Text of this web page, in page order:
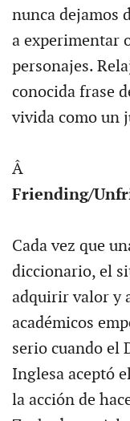
nunca dejamos
a experimentar
personajes.
conocida frase
vivida como un
Â
Friending/
Cada vez que
diccionario, el
adquirir valor y
académicos
serio cuando el
Inglesa aceptó
la acción de